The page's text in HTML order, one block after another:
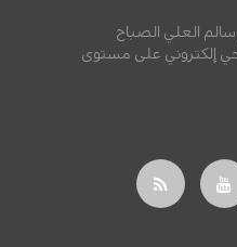
العلي الصباح
إلكتروني على مستوى